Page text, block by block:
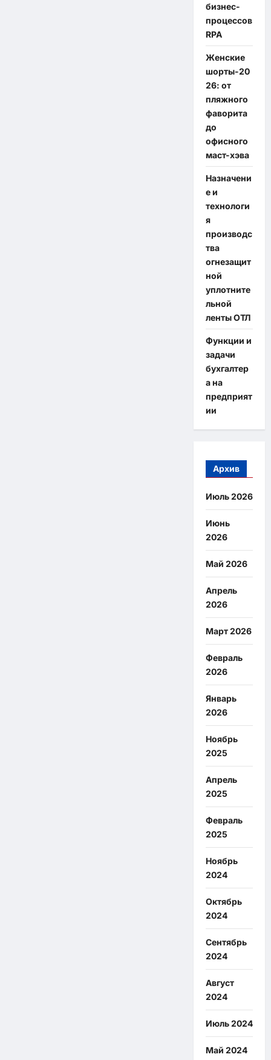
бизнес-
процессов
RPA
Женские
шорты-20
26: от
пляжного
фаворита
до
офисного
маст-хэва
Назначени
е и
технологи
я
производс
тва
огнезащит
ной
уплотните
льной
ленты ОТЛ
Функции и
задачи
бухгалтер
а на
предприят
ии
Архив
Июль 2026
Июнь
2026
Май 2026
Апрель
2026
Март 2026
Февраль
2026
Январь
2026
Ноябрь
2025
Апрель
2025
Февраль
2025
Ноябрь
2024
Октябрь
2024
Сентябрь
2024
Август
2024
Июль 2024
Май 2024